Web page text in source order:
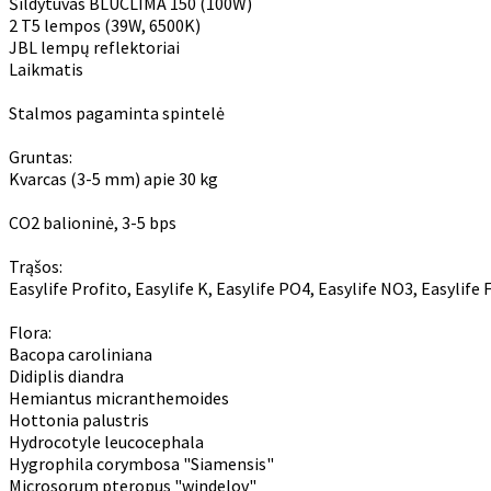
2 T5 lempos (39W, 6500K)
JBL lempų reflektoriai
Laikmatis
Stalmos pagaminta spintelė
Gruntas:
Kvarcas (3-5 mm) apie 30 kg
CO2 balioninė, 3-5 bps
Trąšos:
Easylife Profito, Easylife K, Easylife PO4, Easylife NO3, Easylife
Flora:
Bacopa caroliniana
Didiplis diandra
Hemiantus micranthemoides
Hottonia palustris
Hydrocotyle leucocephala
Hygrophila corymbosa "Siamensis"
Microsorum pteropus "windelov"